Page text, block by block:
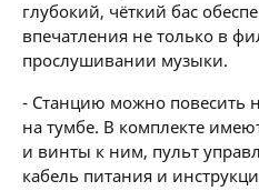
глубокий, чёткий бас
впечатления не только в
прослушивании музыки.
- Станцию можно повесить
на тумбе. В комплекте
и винты к ним, пульт
кабель питания и